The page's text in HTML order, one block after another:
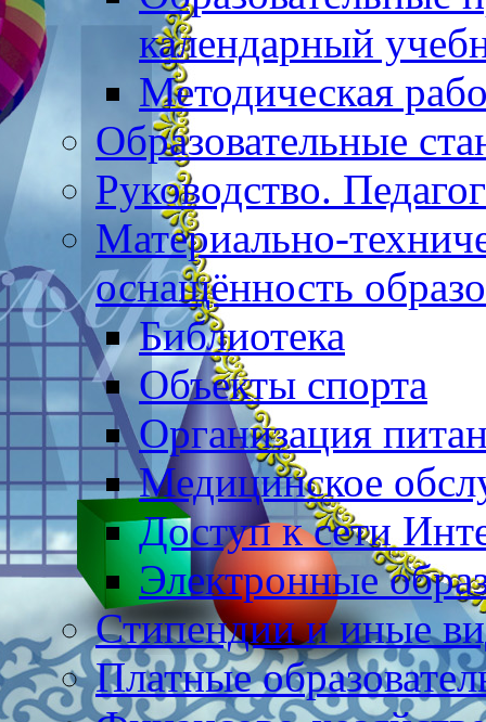
календарный
Методическая
Образовательные
Руководство.
Материально-
оснащённость
Библиотека
Объекты спорта
Организация
Медицинское
Доступ к сети
Электронные
Стипендии и иные
Платные